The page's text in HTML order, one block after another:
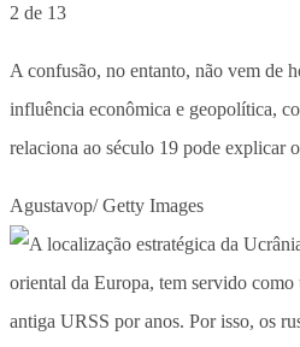
2 de 13
A confusão, no entanto, não vem de
influência econômica e geopolítica,
relaciona ao século 19 pode explicar
Agustavop/ Getty Images